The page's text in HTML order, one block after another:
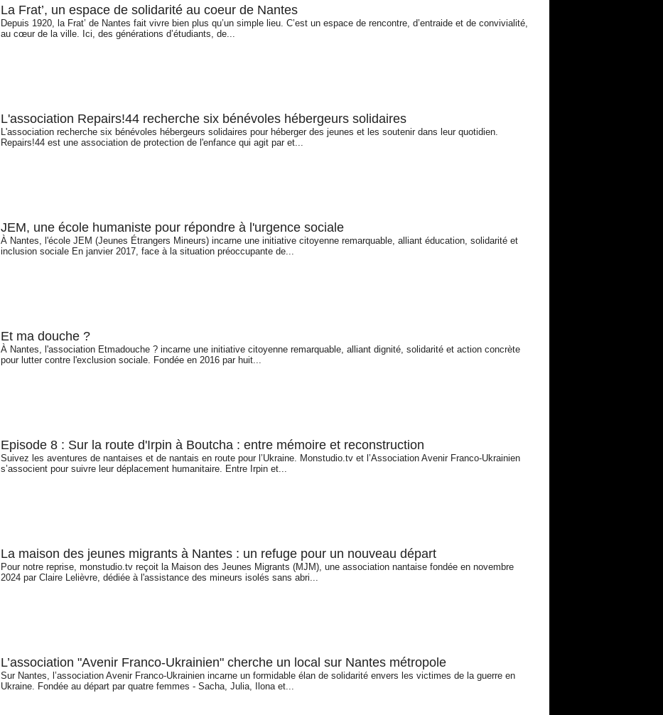
La Frat’, un espace de solidarité au coeur de Nantes
Depuis 1920, la Frat’ de Nantes fait vivre bien plus qu’un simple lieu. C’est un espace de rencontre, d’entraide et de convivialité,
au cœur de la ville. Ici, des générations d’étudiants, de...
L'association Repairs!44 recherche six bénévoles hébergeurs solidaires
L'association recherche six bénévoles hébergeurs solidaires pour héberger des jeunes et les soutenir dans leur quotidien.
Repairs!44 est une association de protection de l'enfance qui agit par et...
JEM, une école humaniste pour répondre à l'urgence sociale
À Nantes, l'école JEM (Jeunes Étrangers Mineurs) incarne une initiative citoyenne remarquable, alliant éducation, solidarité et
inclusion sociale En janvier 2017, face à la situation préoccupante de...
Et ma douche ?
À Nantes, l'association Etmadouche ? incarne une initiative citoyenne remarquable, alliant dignité, solidarité et action concrète
pour lutter contre l'exclusion sociale. Fondée en 2016 par huit...
Episode 8 : Sur la route d'Irpin à Boutcha : entre mémoire et reconstruction
Suivez les aventures de nantaises et de nantais en route pour l’Ukraine. Monstudio.tv et l’Association Avenir Franco-Ukrainien
s’associent pour suivre leur déplacement humanitaire. Entre Irpin et...
La maison des jeunes migrants à Nantes : un refuge pour un nouveau départ
Pour notre reprise, monstudio.tv reçoit la Maison des Jeunes Migrants (MJM), une association nantaise fondée en novembre
2024 par Claire Lelièvre, dédiée à l'assistance des mineurs isolés sans abri...
L’association "Avenir Franco-Ukrainien" cherche un local sur Nantes métropole
Sur Nantes, l’association Avenir Franco-Ukrainien incarne un formidable élan de solidarité envers les victimes de la guerre en
Ukraine. Fondée au départ par quatre femmes - Sacha, Julia, Ilona et...